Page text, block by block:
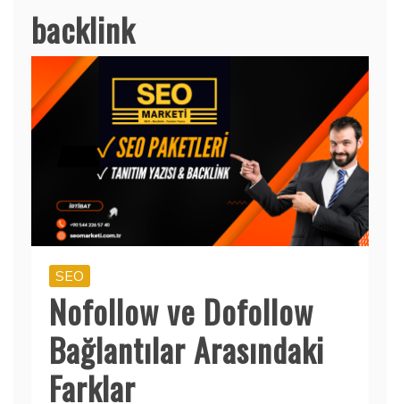
backlink
SEO
Nofollow ve Dofollow
Bağlantılar Arasındaki
Farklar